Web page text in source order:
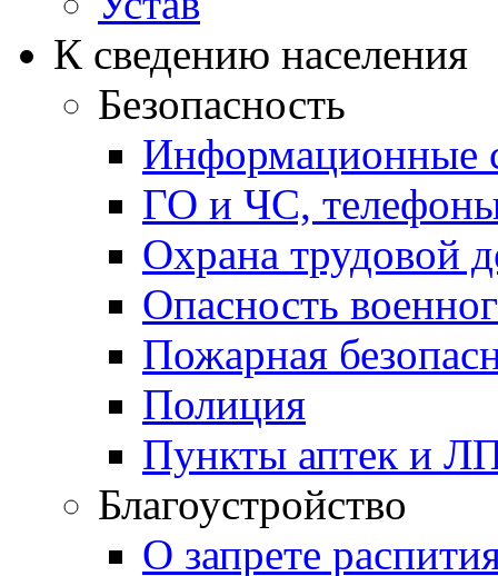
К сведению населения
Безопасность
Информационные
ГО и ЧС,
Охрана трудовой
Опасность
Пожарная
Полиция
Пункты аптек и
Благоустройство
О запрете